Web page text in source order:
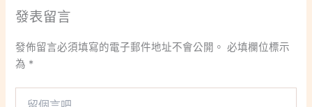
發表留言
發佈留言必須填寫的電子郵件地址不會公開。 必填欄位標示
為 *